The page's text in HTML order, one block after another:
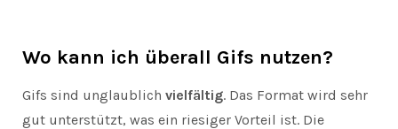
Wo kann ich überall Gifs nutzen?
Gifs sind unglaublich vielfältig. Das Format wird sehr
gut unterstützt, was ein riesiger Vorteil ist. Die